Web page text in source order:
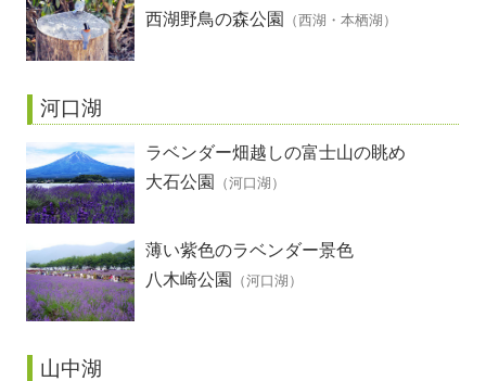
西湖野鳥の森公園
（西湖・本栖湖）
河口湖
ラベンダー畑越しの富士山の眺め
大石公園
（河口湖）
薄い紫色のラベンダー景色
八木崎公園
（河口湖）
山中湖